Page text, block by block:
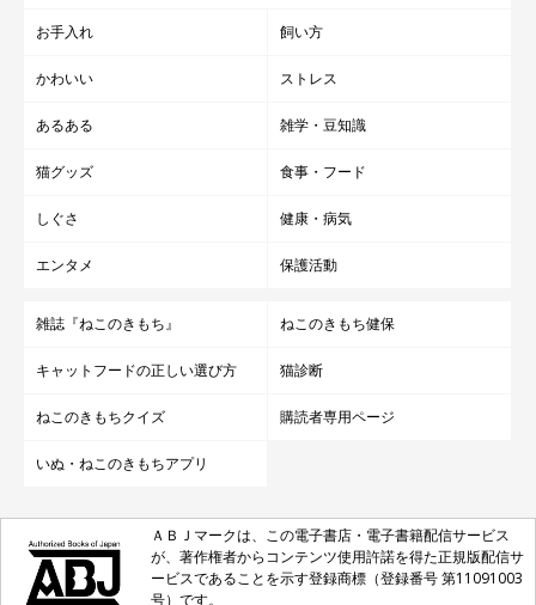
お手入れ 飼い方
かわいい ストレス
あるある 雑学・豆知識
猫グッズ 食事・フード
しぐさ 健康・病気
エンタメ 保護活動
雑誌『ねこのきもち』 ねこのきもち健保
キャットフードの正しい選び方 猫診断
ねこのきもちクイズ 購読者専用ページ
いぬ・ねこのきもちアプリ
ＡＢＪマークは、この電子書店・電子書籍配信サービス
が、著作権者からコンテンツ使用許諾を得た正規版配信サ
ービスであることを示す登録商標（登録番号 第11091003
号）です。